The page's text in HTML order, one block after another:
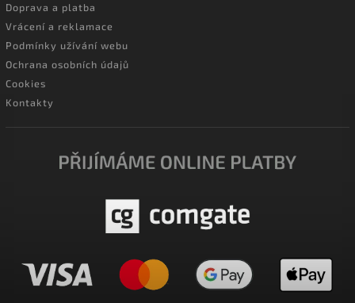
Doprava a platba
Vrácení a reklamace
Podmínky užívání webu
Ochrana osobních údajů
Cookies
Kontakty